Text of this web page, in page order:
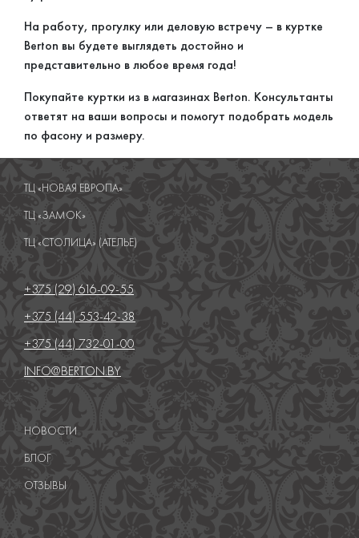
На работу, прогулку или деловую встречу – в куртке
Berton вы будете выглядеть достойно и
представительно в любое время года!
Покупайте куртки из в магазинах Berton. Консультанты
ответят на ваши вопросы и помогут подобрать модель
по фасону и размеру.
НОВОСТИ
БЛОГ
ОТЗЫВЫ
ТЦ «НОВАЯ ЕВРОПА»
ТЦ «ЗАМОК»
ТЦ «СТОЛИЦА» (АТЕЛЬЕ)
+375 (29) 616-09-55
+375 (44) 553-42-38
+375 (44) 732-01-00
INFO@BERTON.BY